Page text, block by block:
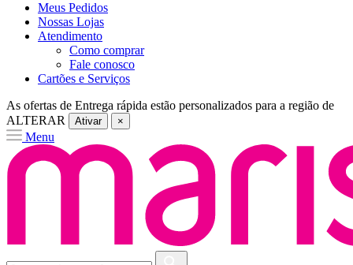
Meus Pedidos
Nossas Lojas
Atendimento
Como comprar
Fale conosco
Cartões e Serviços
As ofertas de Entrega rápida estão personalizados para a região de
ALTERAR
Ativar ×
Menu